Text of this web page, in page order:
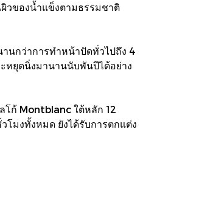
วของน้ำแข็งตามธรรมชาติ
นกว่าการทำหน้าปัดทั่วไปถึง 4
หยุดนิ่งมานานนับพันปีได้อย่าง
โก้ Montblanc ใต้หลัก 12
มงทั้งหมด ยังได้รับการตกแต่ง